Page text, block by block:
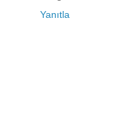
Yanıtla